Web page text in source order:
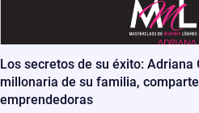
Los secretos de su éxito:
millonaria de su familia,
emprendedoras